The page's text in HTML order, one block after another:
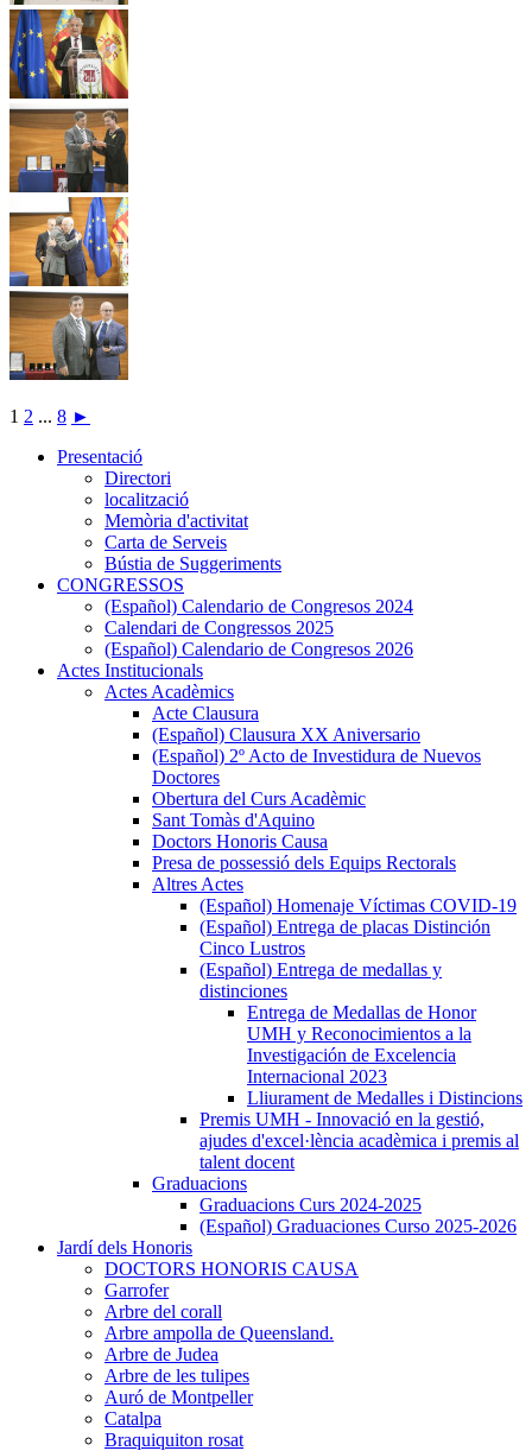
1 2 ... 8 ►
Presentació
Presentació
Directori
localització
Memòria d'activitat
Carta de Serveis
Bústia de Suggeriments
CONGRESSOS
CONGRESSOS
(Español) Calendario de Congresos 2024
Calendari de Congressos 2025
(Español) Calendario de Congresos 2026
Actes Institucionals
Actes
Institucionals
Actes Acadèmics
Actes
Acadèmics
Acte Clausura
(Español) Clausura XX Aniversario
(Español) 2º Acto de Investidura de Nuevos
Doctores
Obertura del Curs Acadèmic
Sant Tomàs d'Aquino
Doctors Honoris Causa
Presa de possessió dels Equips Rectorals
Altres Actes
Altres
Actes
(Español) Homenaje Víctimas COVID-19
(Español) Entrega de placas Distinción
Cinco Lustros
(Español) Entrega de medallas y
distinciones
(Español)
Entrega
medallas
distinciones
Entrega de Medallas de Honor
UMH y Reconocimientos a la
Investigación de Excelencia
Internacional 2023
Lliurament de Medalles i Distincions
Premis UMH - Innovació en la gestió,
ajudes d'excel·lència acadèmica i premis al
talent docent
Graduacions
Graduacions
Graduacions Curs 2024-2025
(Español) Graduaciones Curso 2025-2026
Jardí dels Honoris
Jardí
dels
Honoris
DOCTORS HONORIS CAUSA
Garrofer
Arbre del corall
Arbre ampolla de Queensland.
Arbre de Judea
Arbre de les tulipes
Auró de Montpeller
Catalpa
Braquiquiton rosat